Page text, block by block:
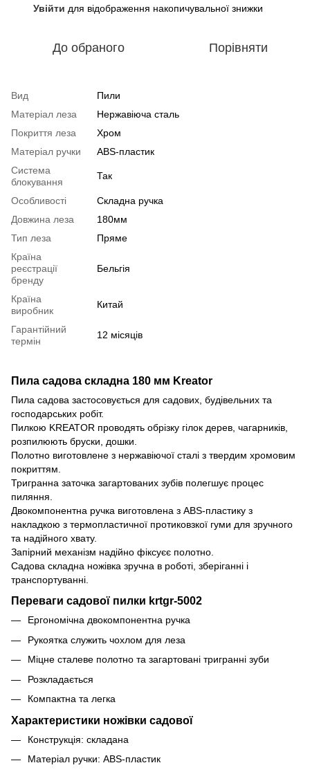
Увійти для відображення накопичувальної знижки
До обраного Порівняти
Вид
Пили
Матеріал леза
Нержавіюча сталь
Покриття леза
Хром
Матеріал ручки
ABS-пластик
Система
блокування
Так
Особливості
Складна ручка
Довжина леза
180мм
Тип леза
Пряме
Країна
реєстрації
бренду
Бельгія
Країна
виробник
Китай
Гарантійний
термін
12 місяців
Пила садова складна 180 мм Kreator
Пила садова застосовується для садових, будівельних та
господарських робіт.
Пилкою KREATOR проводять обрізку гілок дерев, чагарників,
розпилюють бруски, дошки.
Полотно виготовлене з нержавіючої сталі з твердим хромовим
покриттям.
Тригранна заточка загартованих зубів полегшує процес
пиляння.
Двокомпонентна ручка виготовлена з ABS-пластику з
накладкою з термопластичної протиковзкої гуми для зручного
та надійного хвату.
Запірний механізм надійно фіксуєє полотно.
Садова складна ножівка зручна в роботі, зберіганні і
транспортуванні.
Переваги садової пилки krtgr-5002
Ергономічна двокомпонентна ручка
Рукоятка служить чохлом для леза
Міцне сталеве полотно та загартовані тригранні зуби
Розкладається
Компактна та легка
Характеристики ножівки садової
Конструкція: складана
Матеріал ручки: ABS-пластик